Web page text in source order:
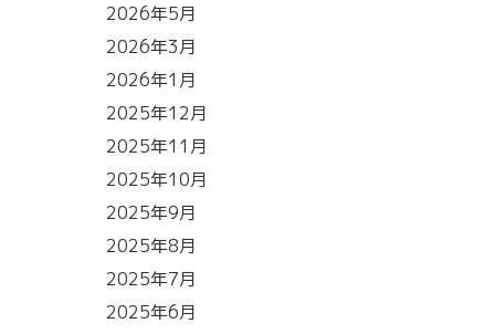
2026年5月
2026年3月
2026年1月
2025年12月
2025年11月
2025年10月
2025年9月
2025年8月
2025年7月
2025年6月